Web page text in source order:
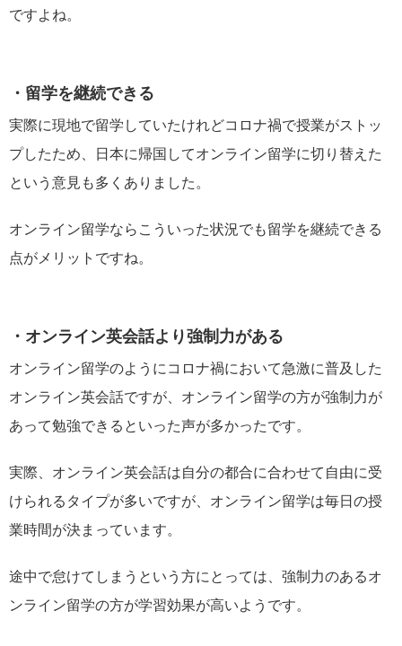
ですよね。
・留学を継続できる
実際に現地で留学していたけれどコロナ禍で授業がストッ
プしたため、日本に帰国してオンライン留学に切り替えた
という意見も多くありました。
オンライン留学ならこういった状況でも留学を継続できる
点がメリットですね。
・オンライン英会話より強制力がある
オンライン留学のようにコロナ禍において急激に普及した
オンライン英会話ですが、オンライン留学の方が強制力が
あって勉強できるといった声が多かったです。
実際、オンライン英会話は自分の都合に合わせて自由に受
けられるタイプが多いですが、オンライン留学は毎日の授
業時間が決まっています。
途中で怠けてしまうという方にとっては、強制力のあるオ
ンライン留学の方が学習効果が高いようです。